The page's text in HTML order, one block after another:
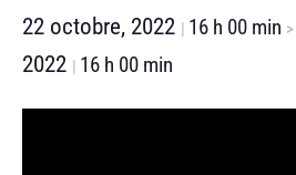
22 octobre, 2022 | 16 h 00 min >
2022 | 16 h 00 min